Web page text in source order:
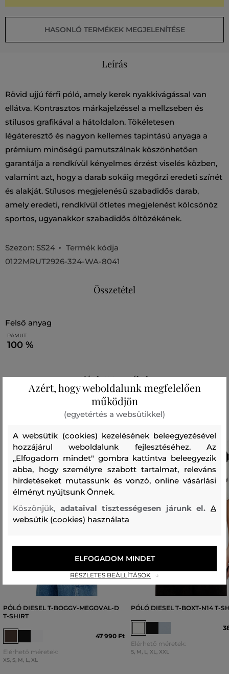
HASONLÓ TERMÉKEK MEGJELENÍTÉSE
Leírás
Rövid ujjú férfi póló, amely kerek nyakkivágással van
ellátva. Kontrasztos márkajelzéssel a mellzseben és
stílusos grafikával a hátoldalon. Tökéletesen
légáteresztő és nagyon kellemes tapintású anyaga a
prémium minőségű pamutszálnak köszönhetően
garantálja a rendkívül kényelmes érzést viselés közben,
valamint azt, hogy a darab sokáig megőrzi eredeti színét
és alakját. Stílusos megjelenésű szabadidős darab,
amely eredeti, rendkívül ötletes megjelenést kölcsönöz
sportos, ugyanakkor szabadidős öltözékének.
Szezon: SS24
Termék kódja
0122MRUT2926-324-WA-8041
Összetétel
felső anyag
PAMUT
100 %
Ajánlott termékek
PÓLÓ DIESEL T-BOGGY-MEGOVAL-D
T-SHIRT
47 990 Ft
Elérhető méretek:
XS, S, M, L, XL
PÓLÓ DIESEL T-BOXT-N14 T-
Elérhető méretek:
S, M, L, XL, XXL
Azért, hogy weboldalunk megfelelően
működjön
(egyetértés a websütikkel)
A websütik (cookies) kezelésének beleegyezésével
hozzájárul weboldalunk fejlesztéséhez. Az
„Elfogadom mindet" gombra kattintva beleegyezik
abba, hogy személyre szabott tartalmat, releváns
hirdetéseket mutassunk és vonzó, online vásárlási
élményt nyújtsunk Önnek.
Köszönjük, adataival tisztességesen járunk el.A
websütik (cookies) használata
RÉSZLETES BEÁLLÍTÁSOK
ELFOGADOM MINDET